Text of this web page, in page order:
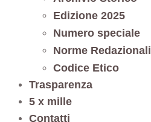
Edizione 2025
Numero speciale
Norme Redazionali
Codice Etico
Trasparenza
5 x mille
Contatti